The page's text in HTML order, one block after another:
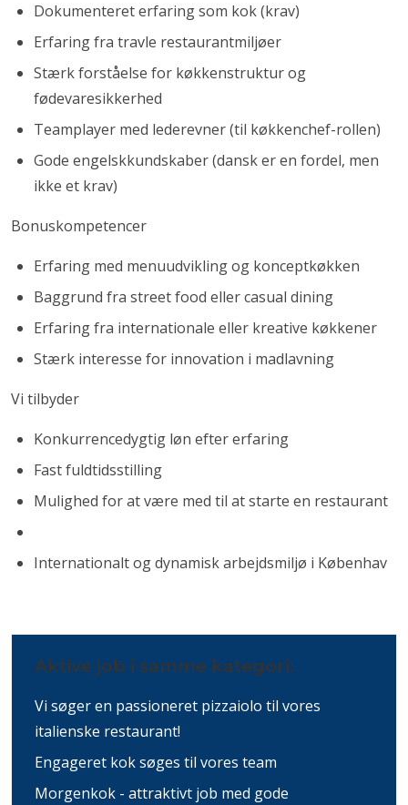
Dokumenteret erfaring som kok (krav)
Erfaring fra travle restaurantmiljøer
Stærk forståelse for køkkenstruktur og
fødevaresikkerhed
Teamplayer med lederevner (til køkkenchef-rollen)
Gode engelskkundskaber (dansk er en fordel, men
ikke et krav)
Bonuskompetencer
Erfaring med menuudvikling og konceptkøkken
Baggrund fra street food eller casual dining
Erfaring fra internationale eller kreative køkkener
Stærk interesse for innovation i madlavning
Vi tilbyder
Konkurrencedygtig løn efter erfaring
Fast fuldtidsstilling
Mulighed for at være med til at starte en restaurant
Internationalt og dynamisk arbejdsmiljø i Københav
Aktive job i samme kategori:
Vi søger en passioneret pizzaiolo til vores
italienske restaurant!
Engageret kok søges til vores team
Morgenkok - attraktivt job med gode